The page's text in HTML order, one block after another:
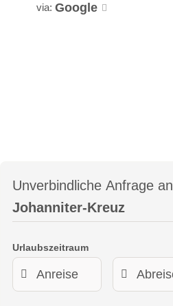
via: Google
Unverbindliche Anfrage an
Johanniter-Kreuz
Urlaubszeitraum